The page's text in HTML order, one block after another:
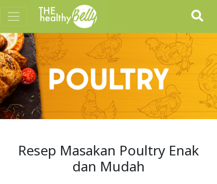
Resep Masakan Poultry Enak
dan Mudah